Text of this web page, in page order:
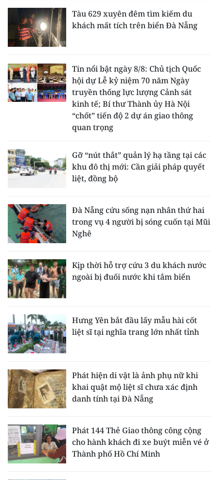
Tàu 629 xuyên đêm tìm kiếm du
khách mất tích trên biển Đà Nẵng
Tin nổi bật ngày 8/8: Chủ tịch Quốc
hội dự Lễ kỷ niệm 70 năm Ngày
truyền thống lực lượng Cảnh sát
kinh tế; Bí thư Thành ủy Hà Nội
“chốt” tiến độ 2 dự án giao thông
quan trọng
Gỡ “nút thắt” quản lý hạ tầng tại các
khu đô thị mới: Cần giải pháp quyết
liệt, đồng bộ
Đà Nẵng cứu sống nạn nhân thứ hai
trong vụ 4 người bị sóng cuốn tại Mũi
Nghê
Kịp thời hỗ trợ cứu 3 du khách nước
ngoài bị đuối nước khi tắm biển
Hưng Yên bắt đầu lấy mẫu hài cốt
liệt sĩ tại nghĩa trang lớn nhất tỉnh
Phát hiện di vật là ảnh phụ nữ khi
khai quật mộ liệt sĩ chưa xác định
danh tính tại Đà Nẵng
Phát 144 Thẻ Giao thông công cộng
cho hành khách đi xe buýt miễn vé ở
Thành phố Hồ Chí Minh